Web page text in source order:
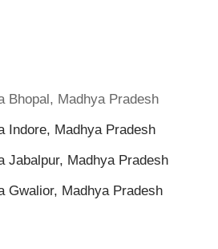
Bhopal, Madhya Pradesh
Indore, Madhya Pradesh
Jabalpur, Madhya Pradesh
Gwalior, Madhya Pradesh